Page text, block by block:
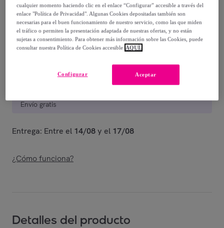
Guía de tallas
Vendido porMiroglio Fashion
Envío gratis
Entrega: Entre el 14/08y el 17/08
¿Cómo funciona?
Detalles del producto
cualquier momento haciendo clic en el enlace “Configurar” accesible a través del
enlace "Política de Privacidad". Algunas Cookies depositadas también son
necesarias para el buen funcionamiento de nuestro servicio, como las que miden
el tráfico o permiten la presentación adaptada de nuestras ofertas, y no están
sujetas a consentimiento. Para obtener más información sobre las Cookies, puede
consultar nuestra Política de Cookies accesible AQUÍ.
Aceptar
Configurar